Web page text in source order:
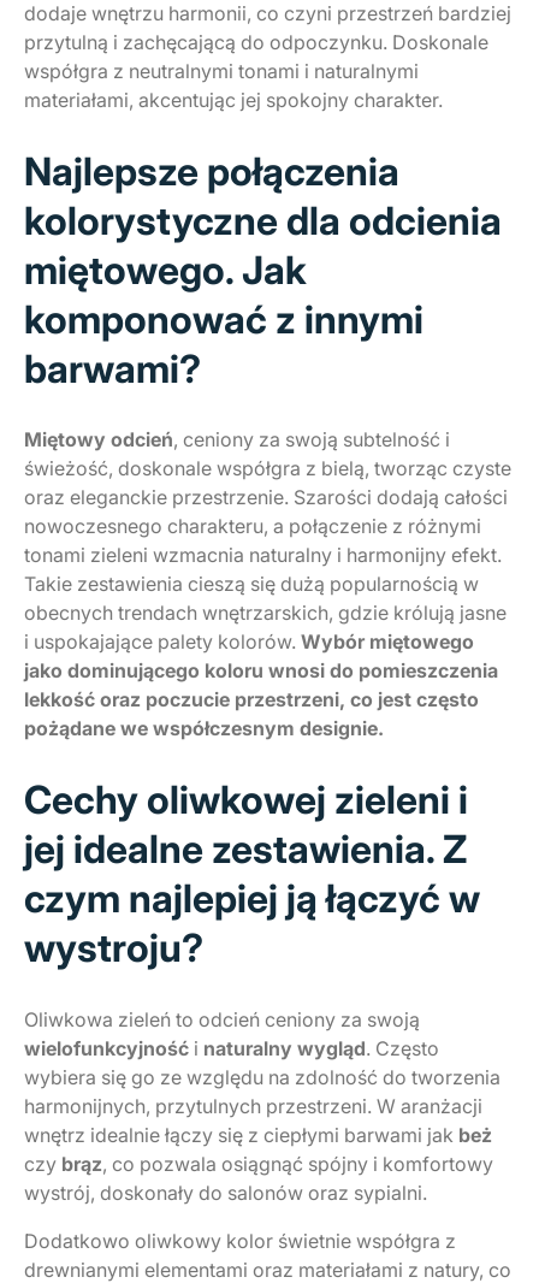
dodaje wnętrzu harmonii, co czyni przestrzeń bardziej
przytulną i zachęcającą do odpoczynku. Doskonale
współgra z neutralnymi tonami i naturalnymi
materiałami, akcentując jej spokojny charakter.
Najlepsze połączenia
kolorystyczne dla odcienia
miętowego. Jak
komponować z innymi
barwami?
Miętowy odcień, ceniony za swoją subtelność i
świeżość, doskonale współgra z bielą, tworząc czyste
oraz eleganckie przestrzenie. Szarości dodają całości
nowoczesnego charakteru, a połączenie z różnymi
tonami zieleni wzmacnia naturalny i harmonijny efekt.
Takie zestawienia cieszą się dużą popularnością w
obecnych trendach wnętrzarskich, gdzie królują jasne
i uspokajające palety kolorów. Wybór miętowego
jako dominującego koloru wnosi do pomieszczenia
lekkość oraz poczucie przestrzeni, co jest często
pożądane we współczesnym designie.
Cechy oliwkowej zieleni i
jej idealne zestawienia. Z
czym najlepiej ją łączyć w
wystroju?
Oliwkowa zieleń to odcień ceniony za swoją
wielofunkcyjność i naturalny wygląd. Często
wybiera się go ze względu na zdolność do tworzenia
harmonijnych, przytulnych przestrzeni. W aranżacji
wnętrz idealnie łączy się z ciepłymi barwami jak beż
czy brąz, co pozwala osiągnąć spójny i komfortowy
wystrój, doskonały do salonów oraz sypialni.
Dodatkowo oliwkowy kolor świetnie współgra z
drewnianymi elementami oraz materiałami z natury, co